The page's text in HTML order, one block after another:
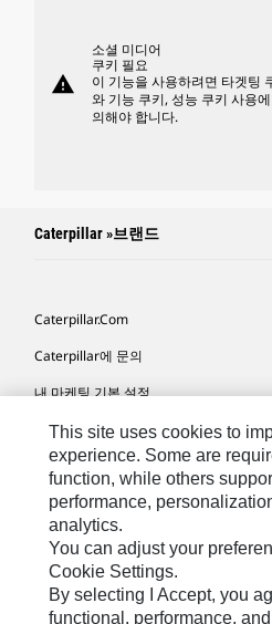
warning
소셜 미디어
쿠키 필요
이 기능을 사용하려면 타겟팅
와 기능 쿠키, 성능 쿠키 사용
의해야 합니다.
Caterpillar »브랜드
Caterpillar.com
Caterpillar에 문의
내 마케팅 기본 설정
사이트 맵
Cookie Settings
법적 고지
개인정보취급방침
위치정보 이용약관
This site uses cookies to
experience. Some are
function, while others
performance,
analytics.
You can adjust your
Cookie Settings.
By selecting I Accept, you
functional, performance,